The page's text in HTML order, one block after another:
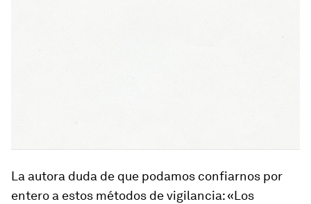
La autora duda de que podamos confiarnos por
entero a estos métodos de vigilancia: «Los